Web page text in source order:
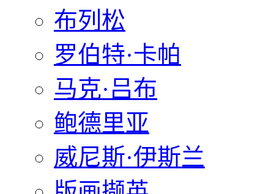
布列松
罗伯特·卡帕
马克·吕布
鲍德里亚
威尼斯·伊斯兰